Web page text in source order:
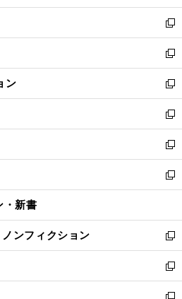
開
く
ウ
で
開
く
ン
ド
ウ
で
開
く
新
し
い
ウ
ィ
ン
ド
ウ
で
開
く
新
し
い
ウ
ィ
ン
ド
ウ
で
開
ン
新
し
い
ウ
ィ
ン
ド
ウ
開
く
新
し
い
ウ
ィ
ン
ウ
で
開
く
新
し
い
ウ
ン
ド
ウ
で
開
く
新
し
ウ
ィ
ン
ド
ウ
で
・新書
ンフィクション
新
し
い
ウ
新
し